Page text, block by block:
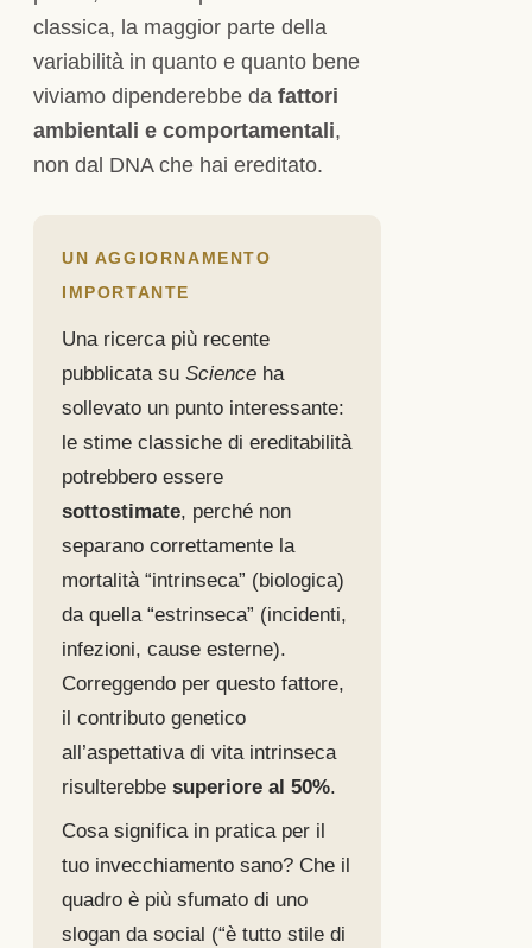
classica, la maggior parte della
variabilità in quanto e quanto bene
viviamo dipenderebbe da fattori
ambientali e comportamentali,
non dal DNA che hai ereditato.
UN AGGIORNAMENTO
IMPORTANTE
Una ricerca più recente
pubblicata su Science ha
sollevato un punto interessante:
le stime classiche di ereditabilità
potrebbero essere
sottostimate, perché non
separano correttamente la
mortalità “intrinseca” (biologica)
da quella “estrinseca” (incidenti,
infezioni, cause esterne).
Correggendo per questo fattore,
il contributo genetico
all’aspettativa di vita intrinseca
risulterebbe superiore al 50%.
Cosa significa in pratica per il
tuo invecchiamento sano? Che il
quadro è più sfumato di uno
slogan da social (“è tutto stile di